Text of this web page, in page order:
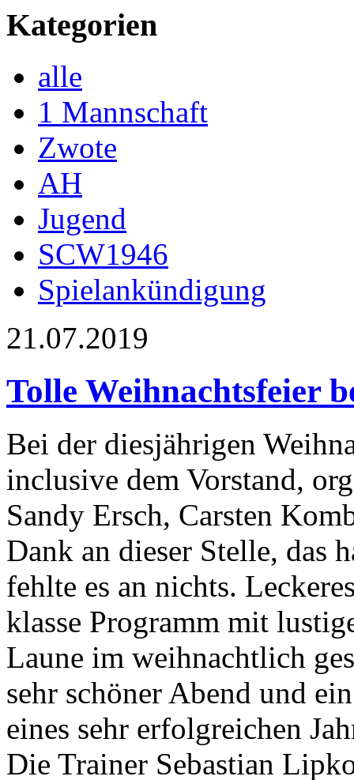
Kategorien
alle
1 Mannschaft
Zwote
AH
Jugend
SCW1946
Spielankündigung
21.07.2019
Tolle Weihnachtsfeier
Bei der diesjährigen
inclusive dem Vorstand,
Sandy Ersch, Carsten
Dank an dieser Stelle, das
fehlte es an nichts.
klasse Programm mit
Laune im weihnachtlich
sehr schöner Abend und
eines sehr erfolgreichen
Die Trainer Sebastian